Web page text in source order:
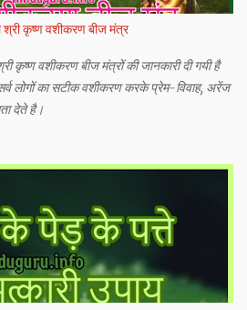
कृष्ण वशीकरण बीज मंत्र
कृष्ण वशीकरण बीज मंत्रों की जानकारी दी गयी है
लोगों का सटीक वशीकरण करके प्रेम-विवाह, अरेंज
देते है।